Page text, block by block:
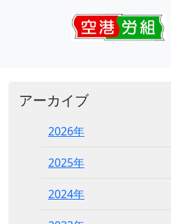
アーカイブ
2026年
2025年
2024年